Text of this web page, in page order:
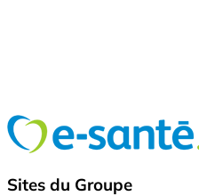
Sites du Groupe